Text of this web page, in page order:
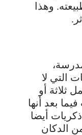
وهذا
التي لا
ثلاثة أو
بعد أنها
أيضا
الدكان